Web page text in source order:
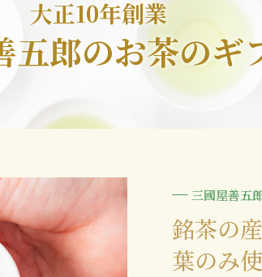
大正10年創業
五郎のお茶のギ
三國屋善五
銘茶の
葉のみ